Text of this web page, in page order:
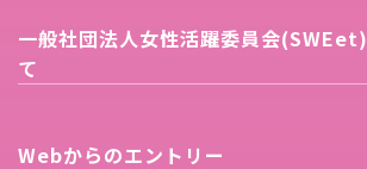
一般社団法人女性活躍委員会
て
Webからのエントリー